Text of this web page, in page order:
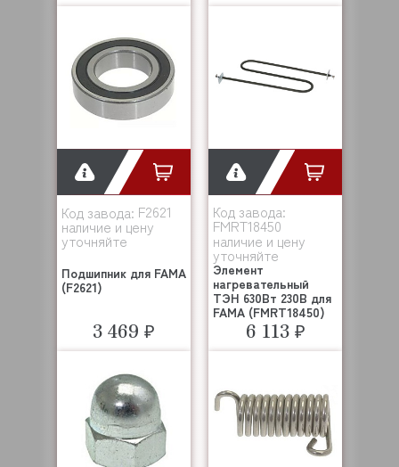
Код завода: F2621
наличие и цену
уточняйте
Подшипник для FAMA
(F2621)
3 469 ₽
Код завода:
FMRT18450
наличие и цену
уточняйте
Элемент
нагревательный
ТЭН 630Вт 230В для
FAMA (FMRT18450)
6 113 ₽